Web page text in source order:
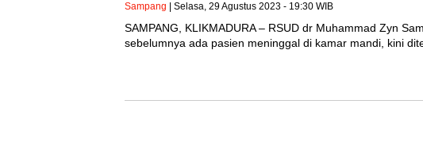
Sampang | Selasa, 29 Agustus 2023 - 19:30 WIB
SAMPANG, KLIKMADURA – RSUD dr Muhammad Zyn
sebelumnya ada pasien meninggal di kamar mandi, kini